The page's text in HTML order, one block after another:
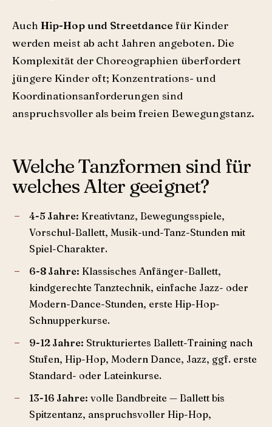
Auch Hip-Hop und Streetdance für Kinder
werden meist ab acht Jahren angeboten. Die
Komplexität der Choreographien überfordert
jüngere Kinder oft; Konzentrations- und
Koordinationsanforderungen sind
anspruchsvoller als beim freien Bewegungstanz.
Welche Tanzformen sind für
welches Alter geeignet?
4-5 Jahre: Kreativtanz, Bewegungsspiele,
Vorschul-Ballett, Musik-und-Tanz-Stunden mit
Spiel-Charakter.
6-8 Jahre: Klassisches Anfänger-Ballett,
kindgerechte Tanztechnik, einfache Jazz- oder
Modern-Dance-Stunden, erste Hip-Hop-
Schnupperkurse.
9-12 Jahre: Strukturiertes Ballett-Training nach
Stufen, Hip-Hop, Modern Dance, Jazz, ggf. erste
Standard- oder Lateinkurse.
13-16 Jahre: volle Bandbreite — Ballett bis
Spitzentanz, anspruchsvoller Hip-Hop,